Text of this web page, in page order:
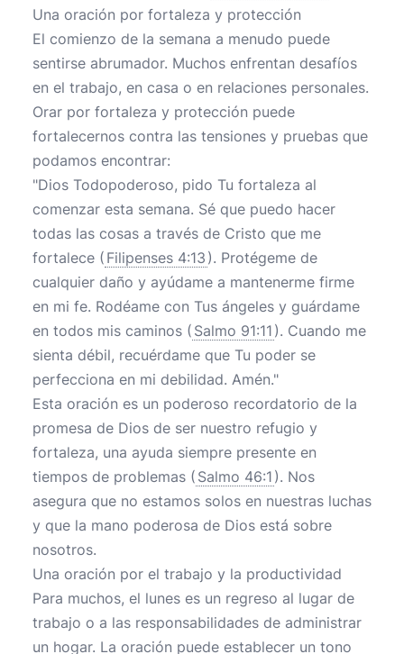
Una oración por fortaleza y protección
El comienzo de la semana a menudo puede
sentirse abrumador. Muchos enfrentan desafíos
en el trabajo, en casa o en relaciones personales.
Orar por fortaleza y protección puede
fortalecernos contra las tensiones y pruebas que
podamos encontrar:
"Dios Todopoderoso, pido Tu fortaleza al
comenzar esta semana. Sé que puedo hacer
todas las cosas a través de Cristo que me
fortalece ( Filipenses 4:13 ). Protégeme de
cualquier daño y ayúdame a mantenerme firme
en mi fe. Rodéame con Tus ángeles y guárdame
en todos mis caminos ( Salmo 91:11 ). Cuando me
sienta débil, recuérdame que Tu poder se
perfecciona en mi debilidad. Amén."
Esta oración es un poderoso recordatorio de la
promesa de Dios de ser nuestro refugio y
fortaleza, una ayuda siempre presente en
tiempos de problemas ( Salmo 46:1 ). Nos
asegura que no estamos solos en nuestras luchas
y que la mano poderosa de Dios está sobre
nosotros.
Una oración por el trabajo y la productividad
Para muchos, el lunes es un regreso al lugar de
trabajo o a las responsabilidades de administrar
un hogar. La oración puede establecer un tono